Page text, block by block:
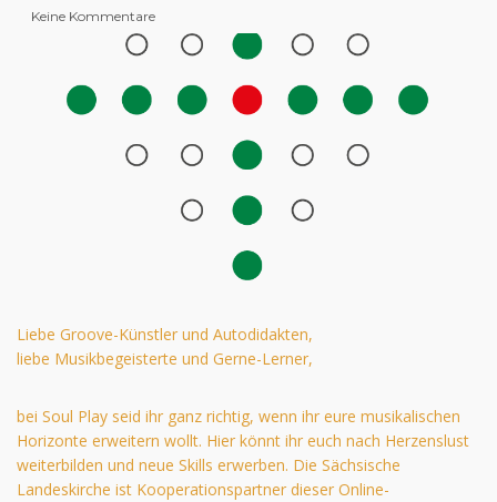
Keine Kommentare
Liebe Groove-Künstler und Autodidakten,
liebe Musikbegeisterte und Gerne-Lerner,
bei Soul Play seid ihr ganz richtig, wenn ihr eure musikalischen
Horizonte erweitern wollt. Hier könnt ihr euch nach Herzenslust
weiterbilden und neue Skills erwerben. Die Sächsische
Landeskirche ist Kooperationspartner dieser Online-